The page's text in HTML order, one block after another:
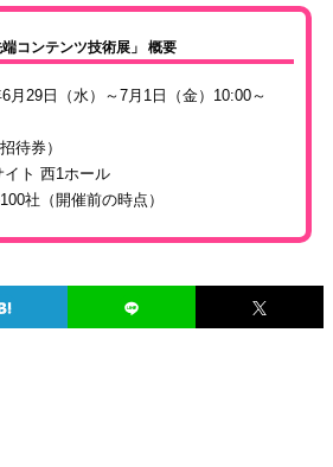
コンテンツ技術展」 概要
月29日（水）～7月1日（金）10:00～
待券）
イト 西1ホール
社（開催前の時点）